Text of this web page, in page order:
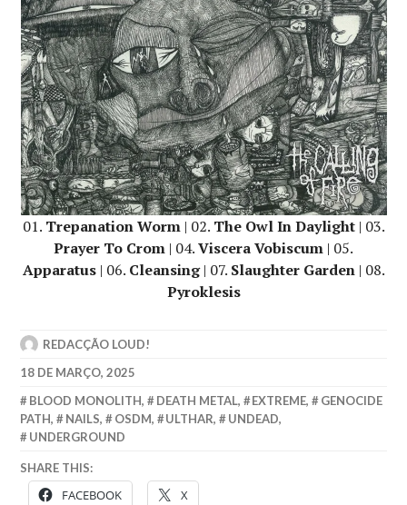
01. Trepanation Worm| 02. The Owl In Daylight| 03.
Prayer To Crom | 04.Viscera Vobiscum | 05.
Apparatus| 06. Cleansing| 07. Slaughter Garden| 08.
Pyroklesis
REDACÇÃO LOUD!
18 DE MARÇO, 2025
BLOOD MONOLITH, DEATH METAL, EXTREME,
GENOCIDE
PATH, NAILS, OSDM, ULTHAR, UNDEAD,
UNDERGROUND
SHARE THIS:
FACEBOOK X